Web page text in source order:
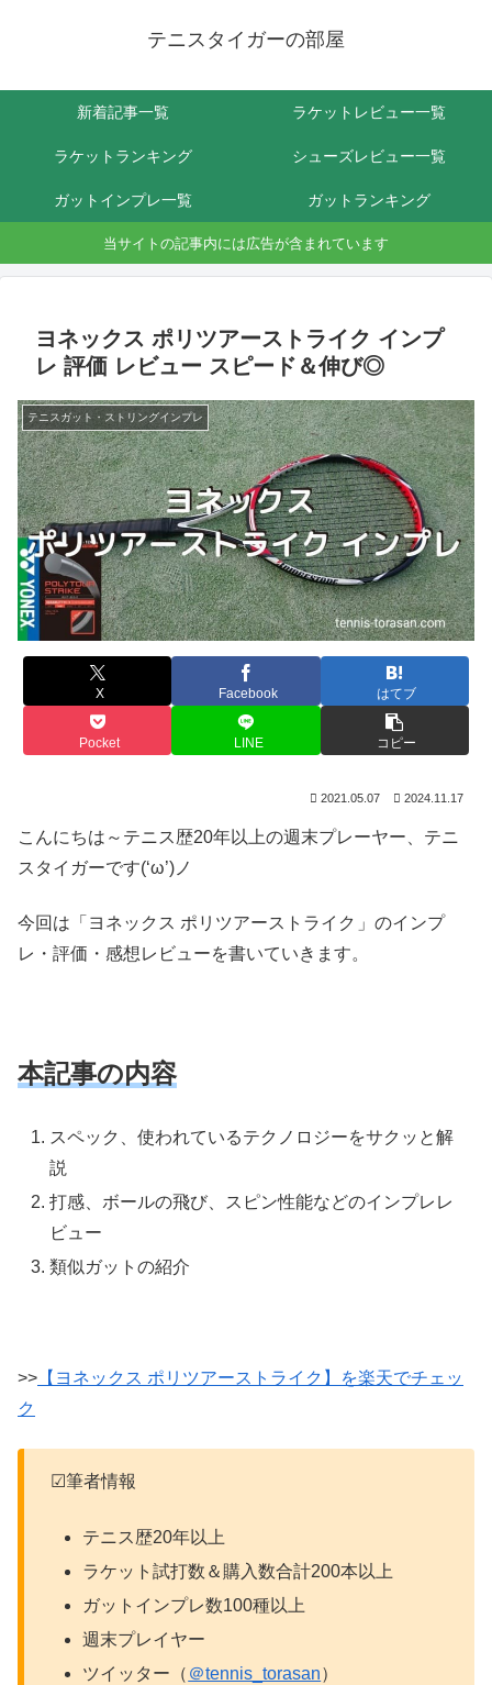
テニスタイガーの部屋
新着記事一覧 ラケットレビュー一覧
ラケットランキング シューズレビュー一覧
ガットインプレ一覧 ガットランキング
当サイトの記事内には広告が含まれています
ヨネックス ポリツアーストライク インプ
レ 評価 レビュー スピード＆伸び◎
テニスガット・ストリングインプレ
X Facebook はてブ
Pocket LINE コピー
2021.05.07 2024.11.17
こんにちは～テニス歴20年以上の週末プレーヤー、テニ
スタイガーです(‘ω’)ノ
今回は「ヨネックス ポリツアーストライク 」のインプ
レ・評価・感想レビューを書いていきます。
本記事の内容
スペック、使われているテクノロジーをサクッと解
説
打感、ボールの飛び、スピン性能などのインプレレ
ビュー
類似ガットの紹介
>> 【ヨネックス ポリツアーストライク】を楽天でチェッ
ク
☑筆者情報
テニス歴20年以上
ラケット試打数＆購入数合計200本以上
ガットインプレ数100種以上
週末プレイヤー
ツイッター（ ＠tennis_torasan）